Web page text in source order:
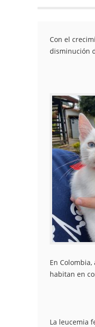
Con el
disminución
En
habitan en
La leucemia